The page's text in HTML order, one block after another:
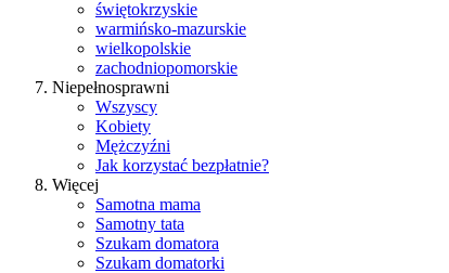
świętokrzyskie
warmińsko-mazurskie
wielkopolskie
zachodniopomorskie
Niepełnosprawni
Wszyscy
Kobiety
Mężczyźni
Jak korzystać bezpłatnie?
Więcej
Samotna mama
Samotny tata
Szukam domatora
Szukam domatorki